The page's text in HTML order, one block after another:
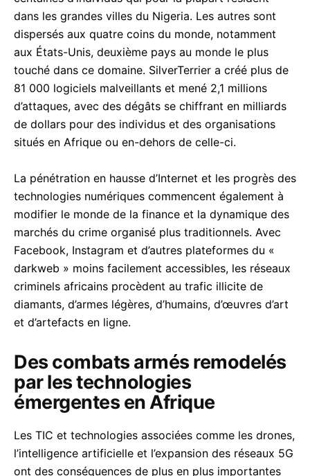
dans les grandes villes du Nigeria. Les autres sont
dispersés aux quatre coins du monde, notamment
aux États-Unis, deuxième pays au monde le plus
touché dans ce domaine. SilverTerrier a créé plus de
81 000 logiciels malveillants et mené 2,1 millions
d’attaques, avec des dégâts se chiffrant en milliards
de dollars pour des individus et des organisations
situés en Afrique ou en-dehors de celle-ci.
La pénétration en hausse d’Internet et les progrès des
technologies numériques commencent également à
modifier le monde de la finance et la dynamique des
marchés du crime organisé plus traditionnels. Avec
Facebook, Instagram et d’autres plateformes du «
darkweb » moins facilement accessibles, les réseaux
criminels africains procèdent au trafic illicite de
diamants, d’armes légères, d’humains, d’œuvres d’art
et d’artefacts en ligne.
Des combats armés remodelés
par les technologies
émergentes en Afrique
Les TIC et technologies associées comme les drones,
l’intelligence artificielle et l’expansion des réseaux 5G
ont des conséquences de plus en plus importantes